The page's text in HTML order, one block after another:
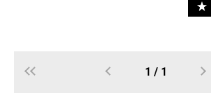
1 / 1